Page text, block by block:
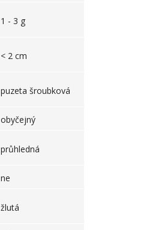
1 - 3 g
< 2 cm
puzeta šroubková
obyčejný
průhledná
ne
žlutá